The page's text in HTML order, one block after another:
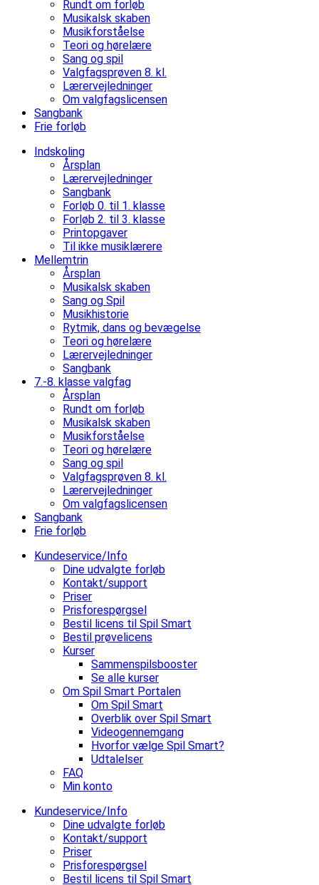
Rundt om forløb
Musikalsk skaben
Musikforståelse
Teori og hørelære
Sang og spil
Valgfagsprøven 8. kl.
Lærervejledninger
Om valgfagslicensen
Sangbank
Frie forløb
Indskoling
Årsplan
Lærervejledninger
Sangbank
Forløb 0. til 1. klasse
Forløb 2. til 3. klasse
Printopgaver
Til ikke musiklærere
Mellemtrin
Årsplan
Musikalsk skaben
Sang og Spil
Musikhistorie
Rytmik, dans og bevægelse
Teori og hørelære
Lærervejledninger
Sangbank
7.-8. klasse valgfag
Årsplan
Rundt om forløb
Musikalsk skaben
Musikforståelse
Teori og hørelære
Sang og spil
Valgfagsprøven 8. kl.
Lærervejledninger
Om valgfagslicensen
Sangbank
Frie forløb
Kundeservice/Info
Dine udvalgte forløb
Kontakt/support
Priser
Prisforespørgsel
Bestil licens til Spil Smart
Bestil prøvelicens
Kurser
Sammenspilsbooster
Se alle kurser
Om Spil Smart Portalen
Om Spil Smart
Overblik over Spil Smart
Videogennemgang
Hvorfor vælge Spil Smart?
Udtalelser
FAQ
Min konto
Kundeservice/Info
Dine udvalgte forløb
Kontakt/support
Priser
Prisforespørgsel
Bestil licens til Spil Smart